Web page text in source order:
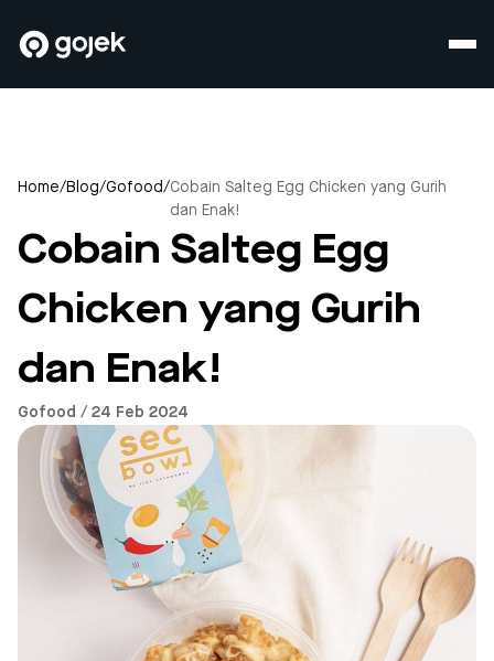
Home/Blog/Gofood/Cobain Salteg Egg Chicken yang Gurih
dan Enak!
Cobain Salteg Egg
Chicken yang Gurih
dan Enak!
Gofood / 24 Feb 2024